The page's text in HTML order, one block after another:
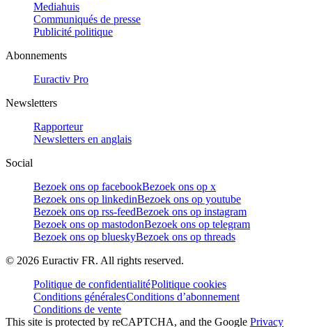
Mediahuis
Communiqués de presse
Publicité politique
Abonnements
Euractiv Pro
Newsletters
Rapporteur
Newsletters en anglais
Social
Bezoek ons op facebookBezoek ons op x
Bezoek ons op linkedinBezoek ons op youtube
Bezoek ons op rss-feedBezoek ons op instagram
Bezoek ons op mastodonBezoek ons op telegram
Bezoek ons op blueskyBezoek ons op threads
© 2026 Euractiv FR. All rights reserved.
Politique de confidentialitéPolitique cookies
Conditions généralesConditions d’abonnement
Conditions de vente
This site is protected by reCAPTCHA, and the Google Privacy